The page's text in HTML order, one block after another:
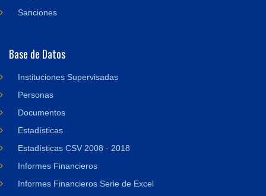
Sanciones
Base de Datos
Instituciones Supervisadas
Personas
Documentos
Estadísticas
Estadísticas CSV 2008 - 2018
Informes Financieros
Informes Financieros Serie de Excel